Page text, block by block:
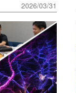
2026/03/31